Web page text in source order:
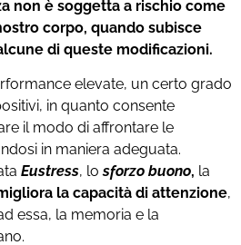
non è soggetta a rischio come
corpo, quando subisce
di queste modificazioni.
elevate, un certo grado
in quanto consente
il modo di affrontare le
in maniera adeguata.
Eustress, losforzo buono, la
la capacità di attenzione,
essa, la memoria e la